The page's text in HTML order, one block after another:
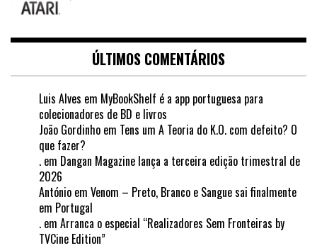
ÚLTIMOS COMENTÁRIOS
Luis Alves em MyBookShelf é a app portuguesa para
colecionadores de BD e livros
João Gordinho em Tens um A Teoria do K.O. com defeito? O
que fazer?
. em Dangan Magazine lança a terceira edição trimestral de
2026
António em Venom – Preto, Branco e Sangue sai finalmente
em Portugal
. em Arranca o especial “Realizadores Sem Fronteiras by
TVCine Edition”